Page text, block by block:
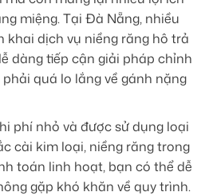
miệng. Tại Đà Nẵng, nhiều
khai dịch vụ niềng răng hô trả
dàng tiếp cận giải pháp chỉnh
quá lo lắng về gánh nặng
phí nhỏ và được sử dụng loại
cài kim loại, niềng răng trong
toán linh hoạt, bạn có thể dễ
gặp khó khăn về quy trình.